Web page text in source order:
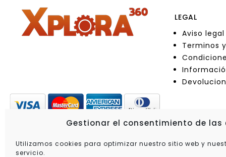
Gestionar el consentimiento de las
Utilizamos cookies para optimizar nuestro sitio web y
servicio.
LEGAL
Aviso legal
Terminos